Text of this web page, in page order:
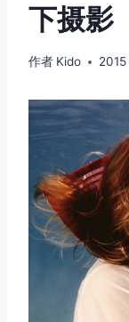
下摄影
作者 Kido